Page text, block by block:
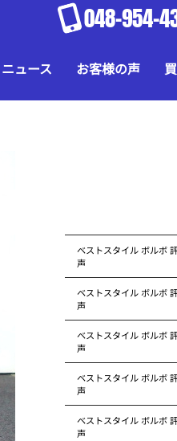
048-954-
ニュース お客様の声
ベストスタイル ボルボ
声
ベストスタイル ボルボ
声
ベストスタイル ボルボ
声
ベストスタイル ボルボ
声
ベストスタイル ボルボ
声